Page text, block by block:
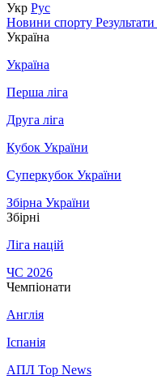
Укр Рус
Новини спорту Результати
Україна
Україна
Перша ліга
Друга ліга
Кубок України
Суперкубок України
Збірна України
Збірні
Ліга націй
ЧС 2026
Чемпіонати
Англія
Іспанія
АПЛ Top News